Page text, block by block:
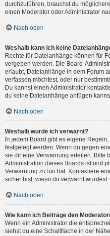
durchzuführen, brauchst du
einen Moderator oder Administrator
Nach oben
Weshalb kann ich keine
Rechte für Dateianhänge können für
vergeben werden. Die Board-
erlaubt, Dateianhänge in dem Forum
verfassen möchtest, oder nur
Du kannst einen Administrator
du keine Dateianhänge anfügen
Nach oben
Weshalb wurde ich verwarnt?
In jedem Board gibt es eigene
festgelegt werden. Wenn du gegen
sie dir eine Verwarnung erteilen. Bitte
Administration dieses Boards ist und
Verwarnung zu tun hat. Kontaktiere
sicher bist, wieso du verwarnt wurdest.
Nach oben
Wie kann ich Beiträge den
Wenn ein Administrator die
siehst du eine Schaltfläche in der